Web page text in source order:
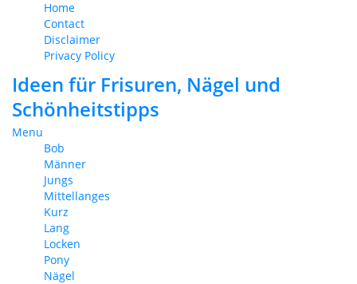
Home
Contact
Disclaimer
Privacy Policy
Ideen für Frisuren, Nägel und
Schönheitstipps
Menu
Bob
Männer
Jungs
Mittellanges
Kurz
Lang
Locken
Pony
Nägel